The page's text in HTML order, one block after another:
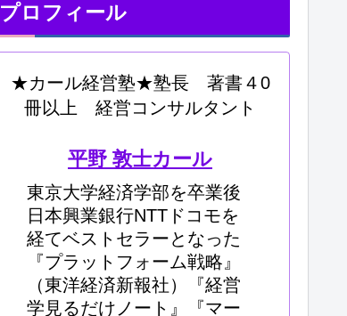
プロフィール
★カール経営塾★塾長 著書４0
冊以上 経営コンサルタント
平野 敦士カール
東京大学経済学部を卒業後
日本興業銀行NTTドコモを
経てベストセラーとなった
『プラットフォーム戦略』
（東洋経済新報社）『経営
学見るだけノート』『マー